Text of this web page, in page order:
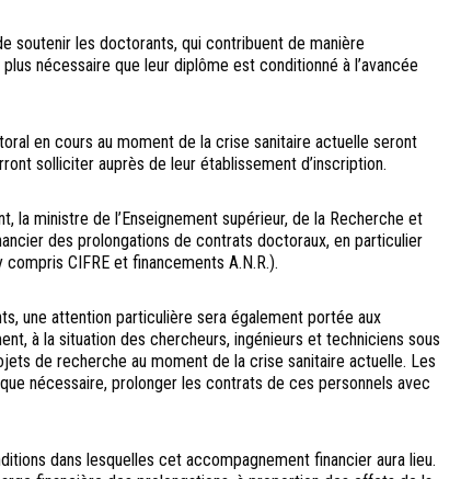
soutenir les doctorants, qui contribuent de manière
nécessaire que leur diplôme est conditionné à l’avancée
en cours au moment de la crise sanitaire actuelle seront
solliciter auprès de leur établissement d’inscription.
la ministre de l’Enseignement supérieur, de la Recherche et
des prolongations de contrats doctoraux, en particulier
CIFRE et financements A.N.R.).
une attention particulière sera également portée aux
à la situation des chercheurs, ingénieurs et techniciens sous
de recherche au moment de la crise sanitaire actuelle. Les
nécessaire, prolonger les contrats de ces personnels avec
dans lesquelles cet accompagnement financier aura lieu.